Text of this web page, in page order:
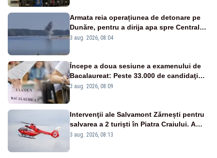
Armata reia operațiunea de detonare pe
Dunăre, pentru a dirija apa spre Centrala
Cernavodă
3 aug. 2026, 08:04
Începe a doua sesiune a examenului de
Bacalaureat: Peste 33.000 de candidaţi
înscrişi
3 aug. 2026, 08:09
Intervenţii ale Salvamont Zărnești pentru
salvarea a 2 turişti în Piatra Craiului. A
fost solicitat elicopterul SMURD
3 aug. 2026, 08:13